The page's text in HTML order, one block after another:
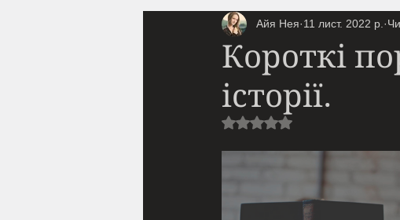
Короткі
історії.
Айя Нея 11 лист. 2022 р.
Оцінка: NaN з 5 зірок.